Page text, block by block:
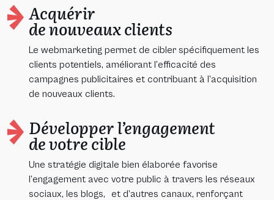
Acquérir
de nouveaux clients
Le webmarketing permet de cibler spécifiquement les
clients potentiels, améliorant l’efficacité des
campagnes publicitaires et contribuant à l’acquisition
de nouveaux clients.
Développer l’engagement
de votre cible
Une stratégie digitale bien élaborée favorise
l’engagement avec votre public à travers les réseaux
sociaux, les blogs, et d’autres canaux, renforçant